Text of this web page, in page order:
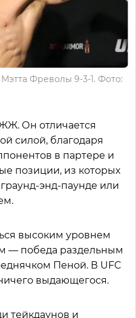
Фреволы 9-3-1. Фото:
Он отличается
силой, благодаря
в партере и
позиции, из которых
энд-паунде или
высоким уровнем
— победа раздельным
Пеной. В UFC
выдающегося.
тейкдаунов и